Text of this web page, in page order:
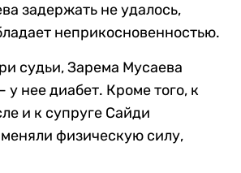
задержать не удалось,
неприкосновенностью.
судьи, Зарема Мусаева
у нее диабет. Кроме того, к
и к супруге Сайди
физическую силу,